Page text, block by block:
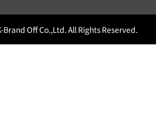
Off Co.,Ltd. All Rights Reserved.